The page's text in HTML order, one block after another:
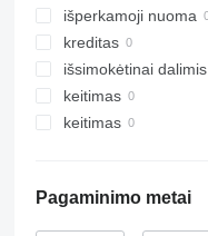
išperkamoji nuoma
kreditas
išsimokėtinai dalimis
keitimas
keitimas
Pagaminimo metai